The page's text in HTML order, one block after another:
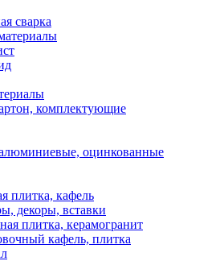
сварка
комплектующие
оцинкованные
плитка, кафель
декоры, вставки
плитка, керамогранит
кафель, плитка